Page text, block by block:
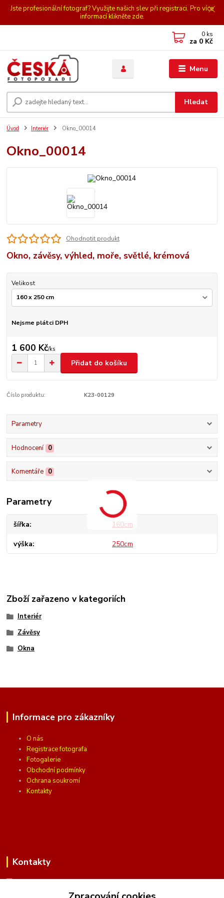
Jste profesionální fotograf? Využijte našich slev při registraci. Pro více
informací klikněte zde.
Menu
Hledat
0 ks
za 0 Kč
Úvod Interiér Okno_00014
Okno_00014
Ohodnotit produkt
Okno, závěsy, výhled, moře, světlé, krémová
Velikost
Nejsme plátci DPH
1 600 Kč/ks
Přidat do košíku
Číslo produktu: K23-00129
Parametry
Hodnocení 0
Komentáře 0
Parametry
šířka 160cm
výška 250cm
Zboží zařazeno v kategoriích
Interiér
Závěsy
Okna
Informace pro zákazníky
O nás
Registrace fotografa
Fotogalerie
Obchodní podmínky
Ochrana soukromí
Kontakty
Kontakty
(Po-Pá, 10 - 16 hod.)